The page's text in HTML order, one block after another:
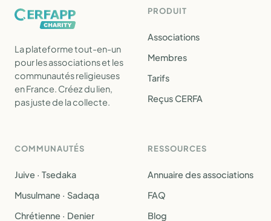
La plateforme tout-en-un
pour les associations et les
communautés religieuses
en France. Créez du lien,
pas juste de la collecte.
PRODUIT
Associations
Membres
Tarifs
Reçus CERFA
COMMUNAUTÉS
Juive · Tsedaka
Musulmane · Sadaqa
Chrétienne · Denier
RESSOURCES
Annuaire des associations
FAQ
Blog